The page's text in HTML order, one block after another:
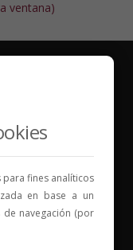
y comienza una
fines analíticos
en base a un
navegación (por